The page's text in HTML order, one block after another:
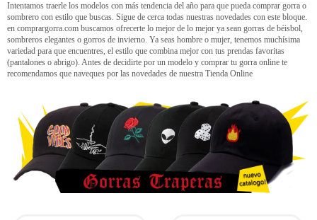
Intentamos traerle los modelos con más tendencia del año para que pueda comprar gorra o
sombrero con estilo que buscas. Sigue de cerca todas nuestras novedades con este bloque.
en comprargorra.com buscamos ofrecerte lo mejor de lo mejor ya sean gorras de béisbol,
sombreros elegantes o gorros de invierno. Ya seas hombre o mujer, tenemos muchísima
variedad para que encuentres, el estilo que combina mejor con tus prendas favoritas
(pantalones o abrigo). Antes de decidirte por un modelo y comprar tu gorra online te
recomendamos que naveques por las novedades de nuestra Tienda Online